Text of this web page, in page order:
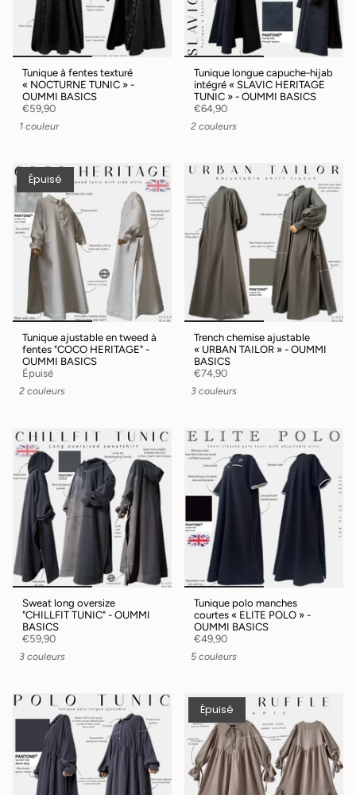
Tunique à fentes texturé
« NOCTURNE TUNIC » -
OUMMI BASICS
€59,90
1 couleur
Tunique longue capuche-hijab
intégré « SLAVIC HERITAGE
TUNIC » - OUMMI BASICS
€64,90
2 couleurs
Épuisé
Tunique ajustable en tweed à
fentes "COCO HERITAGE" -
OUMMI BASICS
Épuisé
2 couleurs
Trench chemise ajustable
« URBAN TAILOR » - OUMMI
BASICS
€74,90
3 couleurs
Sweat long oversize
"CHILLFIT TUNIC" - OUMMI
BASICS
€59,90
3 couleurs
Tunique polo manches
courtes « ELITE POLO » -
OUMMI BASICS
€49,90
5 couleurs
Épuisé